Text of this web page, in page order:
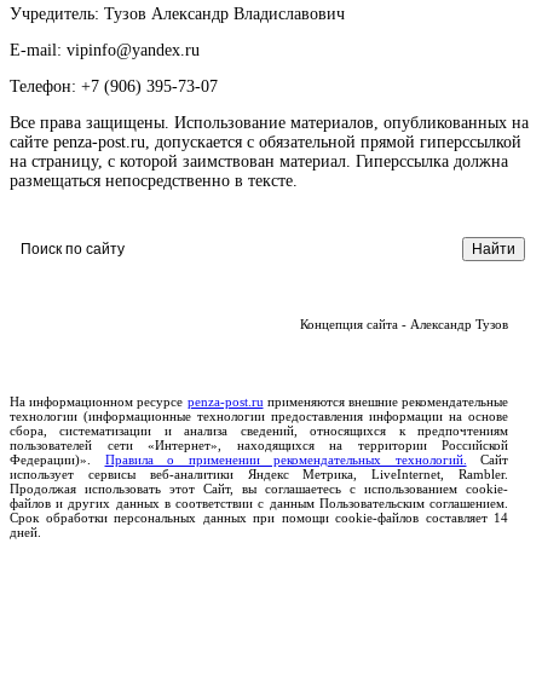
Учредитель: Тузов Александр Владиславович
E-mail: vipinfo@yandex.ru
Телефон: +7 (906) 395-73-07
Все права защищены. Использование материалов, опубликованных на
сайте penza-post.ru, допускается с обязательной прямой гиперссылкой
на страницу, с которой заимствован материал. Гиперссылка должна
размещаться непосредственно в тексте.
Концепция сайта - Александр Тузов
На информационном ресурсе penza-post.ru применяются внешние рекомендательные
технологии (информационные технологии предоставления информации на основе
сбора, систематизации и анализа сведений, относящихся к предпочтениям
пользователей сети «Интернет», находящихся на территории Российской
Федерации)». Правила о применении рекомендательных технологий.
Сайт
использует сервисы веб-аналитики Яндекс Метрика, LiveInternet, Rambler.
Продолжая использовать этот Сайт, вы соглашаетесь с использованием cookie-
файлов и других данных в соответствии с данным Пользовательским соглашением.
Срок обработки персональных данных при помощи cookie-файлов составляет 14
дней.